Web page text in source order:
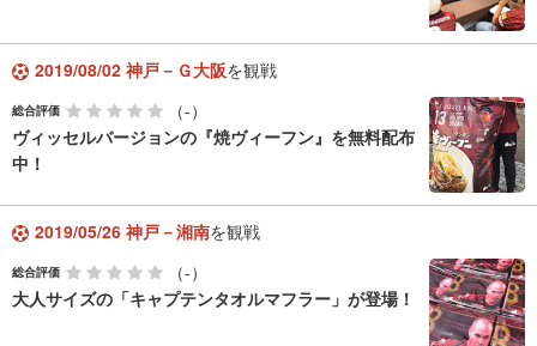
2019/08/02 神戸－Ｇ大阪を観戦
総合評価
（-）
ヴィッセルバージョンの『焼ヴィーフン』を無料配布
中！
2019/05/26 神戸－湘南を観戦
総合評価
（-）
大人サイズの「キャプテンタオルマフラー」が登場！